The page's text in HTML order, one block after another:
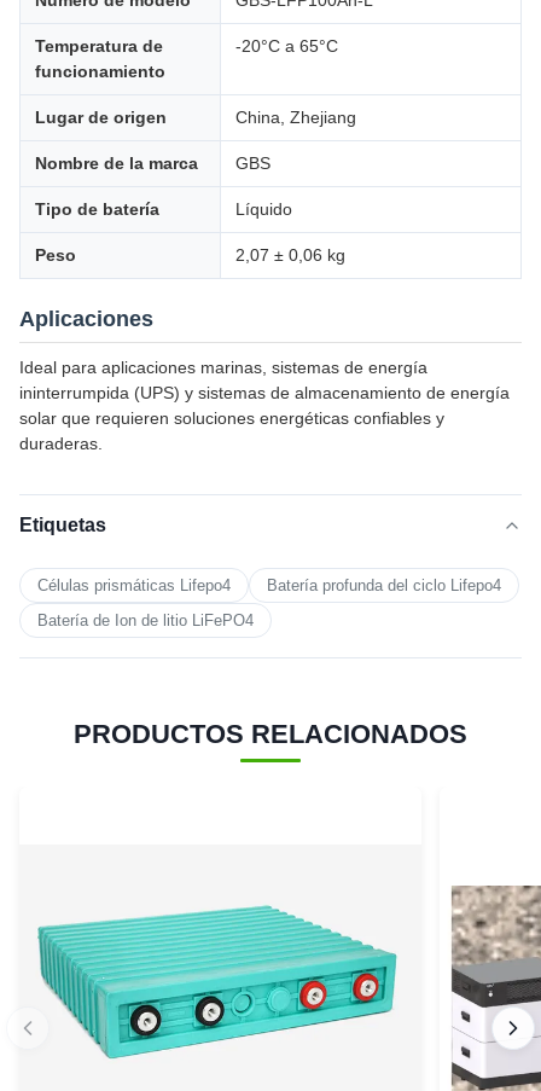
Temperatura de
funcionamiento
-20°C a 65°C
Lugar de origen China, Zhejiang
Nombre de la marca GBS
Tipo de batería Líquido
Peso 2,07 ± 0,06 kg
Aplicaciones
Ideal para aplicaciones marinas, sistemas de energía
ininterrumpida (UPS) y sistemas de almacenamiento de energía
solar que requieren soluciones energéticas confiables y
duraderas.
Etiquetas
Células prismáticas Lifepo4
Batería profunda del ciclo Lifepo4
Batería de Ion de litio LiFePO4
PRODUCTOS RELACIONADOS